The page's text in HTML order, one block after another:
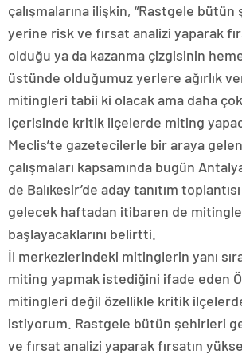
çalışmalarına ilişkin, “Rastgele
yerine risk ve fırsat analizi yaparak
olduğu ya da kazanma çizgisinin
üstünde olduğumuz yerlere ağırlık
mitingleri tabii ki olacak ama daha
içerisinde kritik ilçelerde miting
Meclis’te gazetecilerle bir araya
çalışmaları kapsamında bugün
de Balıkesir’de aday tanıtım
gelecek haftadan itibaren de
başlayacaklarını belirtti.
İl merkezlerindeki mitinglerin yanı
miting yapmak istediğini ifade eden
mitingleri değil özellikle kritik
istiyorum. Rastgele bütün şehirleri
ve fırsat analizi yaparak fırsatın